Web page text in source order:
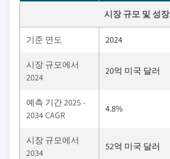
시장 규모 및 성장
기준 연도 2024
시장 규모에서
2024
20억 미국 달러
예측 기간 2025 -
2034 CAGR
4.8%
시장 규모에서
2034
52억 미국 달러